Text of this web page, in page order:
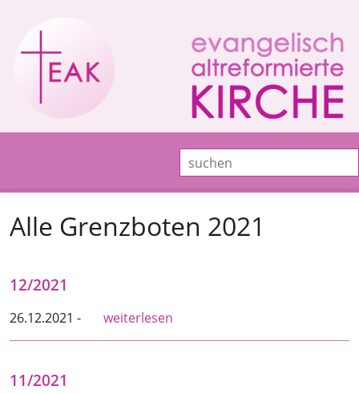
Alle Grenzboten 2021
12/2021
26.12.2021 - weiterlesen
11/2021